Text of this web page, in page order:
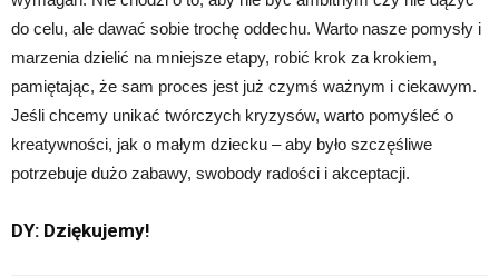
do celu, ale dawać sobie trochę oddechu. Warto nasze pomysły i
marzenia dzielić na mniejsze etapy, robić krok za krokiem,
pamiętając, że sam proces jest już czymś ważnym i ciekawym.
Jeśli chcemy unikać twórczych kryzysów, warto pomyśleć o
kreatywności, jak o małym dziecku – aby było szczęśliwe
potrzebuje dużo zabawy, swobody radości i akceptacji.
DY: Dziękujemy!